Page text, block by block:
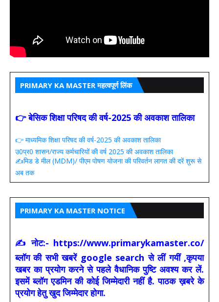
PRIMARY KA MASTER महत्वपूर्ण लिंक
👉 बेसिक शिक्षा परिषद की वर्ष-2025 की अवकाश तालिका
👉 माध्यमिक शिक्षा परिषद की वर्ष-2025 की अवकाश तालिका
उ0प्र0 शासन/राज्य कर्मचारियों की वर्ष 2025 की अवकाश तालिका
✍️मिड डे मील (MDM)/ पीएम पोषण योजना की परिवर्तन लागत की दरें शुरू से
अब तक
PRIMARY KA MASTER NOTICE
✍ नोट:- https://www.primarykamaster.co/
ब्लॉग की सभी खबरें google search से लीं गयीं ,कृपया
खबर का प्रयोग करने से पहले वैधानिक पुष्टि अवश्य कर लें.
इसमें ब्लॉग एडमिन की कोई जिम्मेदारी नहीं है. पाठक ख़बरे के
प्रयोग हेतु खुद जिम्मेदार होगा.